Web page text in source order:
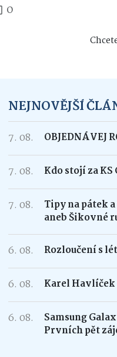
0
NEJNOVĚJŠÍ
7. 08. OBJEDNÁVEJ
7. 08. Kdo stojí za KS
7. 08.
Tipy na pátek
aneb Šikovné
6. 08. Rozloučení s
6. 08. Karel
6. 08.
Samsung
Prvních pět